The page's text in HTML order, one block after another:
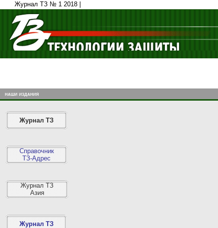
Журнал ТЗ № 1 2018 |
наши издания
Журнал ТЗ
Справочник
ТЗ-Адрес
Журнал ТЗ
Азия
Журнал ТЗ